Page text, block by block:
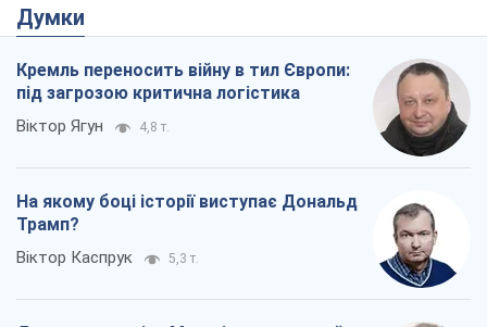
Думки
Кремль переносить війну в тил Європи:
під загрозою критична логістика
Віктор Ягун 4,8 т.
На якому боці історії виступає Дональд
Трамп?
Віктор Каспрук 5,3 т.